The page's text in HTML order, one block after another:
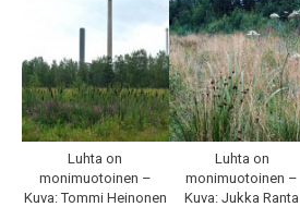
Luhta on
monimuotoinen –
Kuva: Tommi Heinonen
Luhta on
monimuotoinen –
Kuva: Jukka Ranta